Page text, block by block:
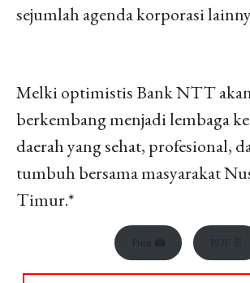
sejumlah agenda korporasi
Melki optimistis Bank NTT
berkembang menjadi lembaga
daerah yang sehat, profesional,
tumbuh bersama masyarakat
Timur.*
Print 🖨 PDF 📄